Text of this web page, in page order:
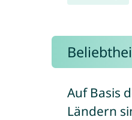
Auf Basis
Ländern